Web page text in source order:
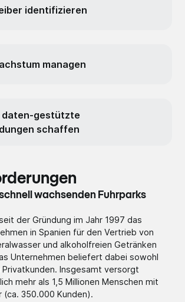
identifizieren
managen
daten-gestützte
schaffen
wachsenden Fuhrparks
der Gründung im Jahr 1997 das
in Spanien für den Vertrieb von
und alkoholfreien Getränken
Unternehmen beliefert dabei sowohl
Privatkunden. Insgesamt versorgt
mehr als 1,5 Millionen Menschen mit
(ca. 350.000 Kunden).